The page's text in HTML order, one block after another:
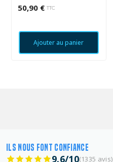
50,90 € TTC
Ajouter au panier
ILS NOUS FONT CONFIANCE
9.6/10(1335 avis)